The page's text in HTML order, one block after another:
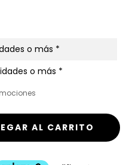
o más *
o más *